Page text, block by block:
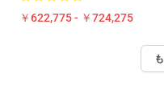
￥622,775 - ￥724,275